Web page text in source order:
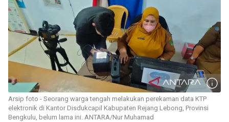
Arsip foto - Seorang warga tengah melakukan perekaman data KTP
elektronik di Kantor Disdukcapil Kabupaten Rejang Lebong, Provinsi
Bengkulu, belum lama ini. ANTARA/Nur Muhamad